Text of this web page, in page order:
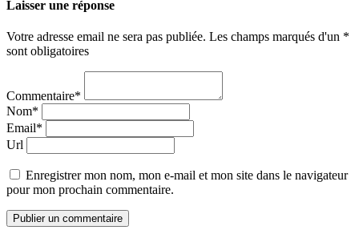
Laisser une réponse
Votre adresse email ne sera pas publiée. Les champs marqués d'un *
sont obligatoires
Commentaire*
Nom*
Email*
Url
Enregistrer mon nom, mon e-mail et mon site dans le navigateur
pour mon prochain commentaire.